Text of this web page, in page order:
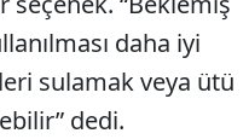
daha iyi
sulamak veya ütü
dedi.